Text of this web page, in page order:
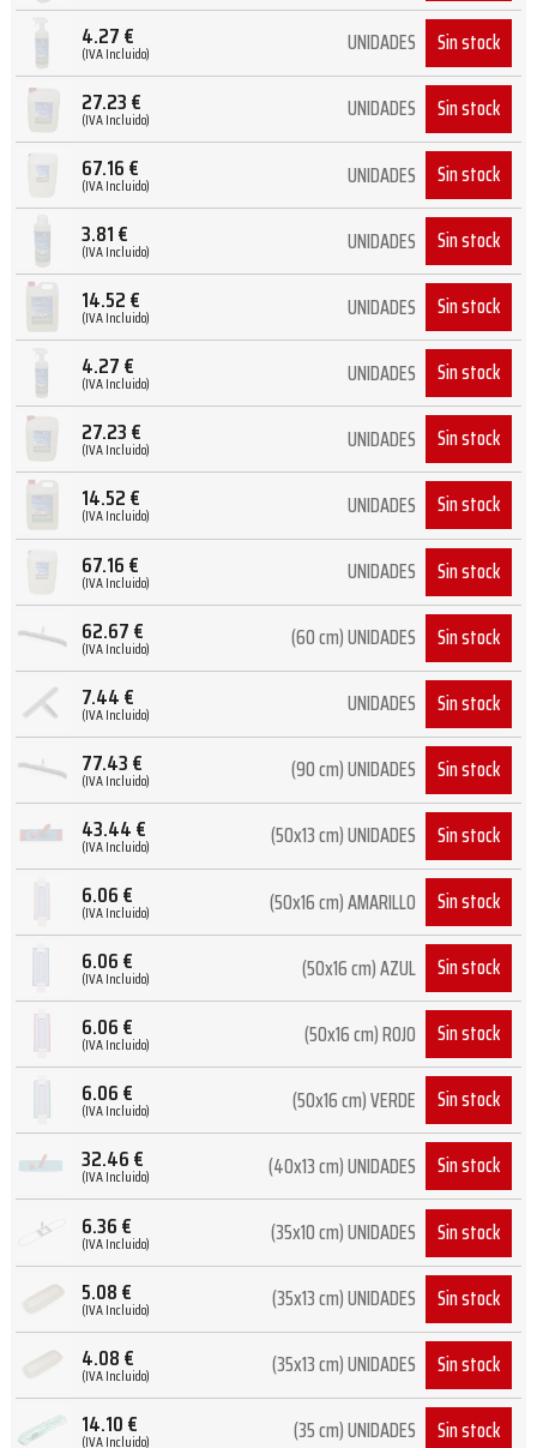
4.27€
(IVA Incluido) UNIDADES Sin stock
27.23€
(IVA Incluido) UNIDADES Sin stock
67.16€
(IVA Incluido) UNIDADES Sin stock
3.81€
(IVA Incluido) UNIDADES Sin stock
14.52€
(IVA Incluido) UNIDADES Sin stock
4.27€
(IVA Incluido) UNIDADES Sin stock
27.23€
(IVA Incluido) UNIDADES Sin stock
14.52€
(IVA Incluido) UNIDADES Sin stock
67.16€
(IVA Incluido) UNIDADES Sin stock
62.67€
(IVA Incluido) (60 cm) UNIDADES Sin stock
7.44€
(IVA Incluido) UNIDADES Sin stock
77.43€
(IVA Incluido) (90 cm) UNIDADES Sin stock
43.44€
(IVA Incluido) (50x13 cm) UNIDADES Sin stock
6.06€
(IVA Incluido) (50x16 cm) AMARILLO Sin stock
6.06€
(IVA Incluido) (50x16 cm) AZUL Sin stock
6.06€
(IVA Incluido) (50x16 cm) ROJO Sin stock
6.06€
(IVA Incluido) (50x16 cm) VERDE Sin stock
32.46€
(IVA Incluido) (40x13 cm) UNIDADES Sin stock
6.36€
(IVA Incluido) (35x10 cm) UNIDADES Sin stock
5.08€
(IVA Incluido) (35x13 cm) UNIDADES Sin stock
4.08€
(IVA Incluido) (35x13 cm) UNIDADES Sin stock
14.10€
(IVA Incluido) (35 cm) UNIDADES Sin stock